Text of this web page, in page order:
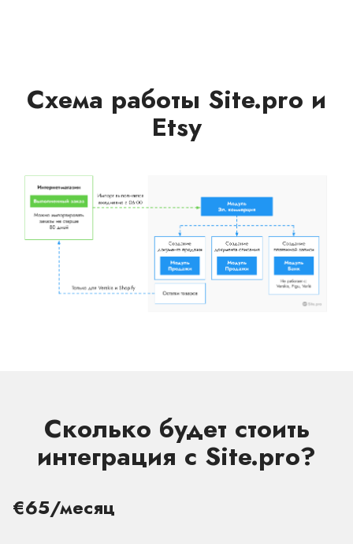
Схема работы Site.pro и
Etsy
Сколько будет стоить
интеграция с Site.pro?
€65/месяц